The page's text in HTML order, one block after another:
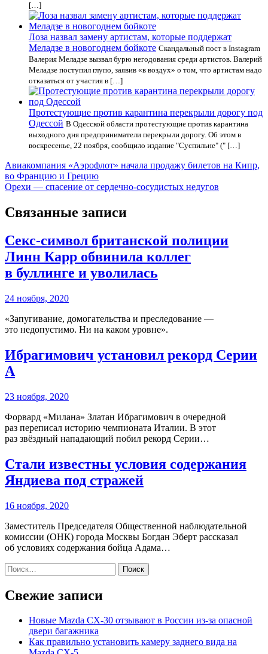
[…]
Лоза назвал замену артистам, которые поддержат
Меладзе в новогоднем бойкоте Скандальный пост в Instagram
Валерия Меладзе вызвал бурю негодования среди артистов. Валерий
Меладзе поступил глупо, заявив «в воздух» о том, что артистам надо
отказаться от участия в […]
Протестующие против карантина перекрыли дорогу под
Одессой В Одесской области протестующие против карантина
выходного дня предприниматели перекрыли дорогу. Об этом в
воскресенье, 22 ноября, сообщило издание "Суспильне" (" […]
Навигация
по
Авиакомпания «Аэрофлот» начала продажу билетов на Кипр,
во Францию и Грецию
Орехи — спасение от сердечно-сосудистых недугов
Связанные записи
Секс-символ британской полиции
Линн Карр обвинила коллег
в буллинге и уволилась
24 ноября, 2020
«Запугивание, домогательства и преследование —
это недопустимо. Ни на каком уровне».
Ибрагимович установил рекорд Серии
А
23 ноября, 2020
Форвард «Милана» Златан Ибрагимович в очередной
раз переписал историю чемпионата Италии. В этот
раз звёздный нападающий побил рекорд Серии…
Стали известны условия содержания
Яндиева под стражей
16 ноября, 2020
Заместитель Председателя Общественной наблюдательной
комиссии (ОНК) города Москвы Богдан Эберт рассказал
об условиях содержания бойца Адама…
Найти:
Свежие записи
Новые Mazda CX-30 отзывают в России из-за опасной
двери багажника
Как правильно установить камеру заднего вида на